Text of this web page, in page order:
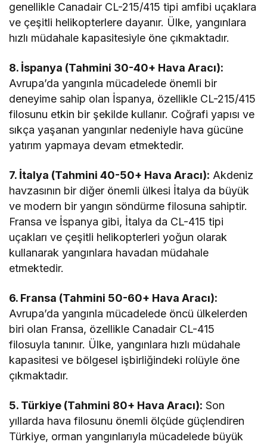
genellikle Canadair CL-215/415 tipi amfibi uçaklara
ve çeşitli helikopterlere dayanır. Ülke, yangınlara
hızlı müdahale kapasitesiyle öne çıkmaktadır.
8. İspanya (Tahmini 30-40+ Hava Aracı):
Avrupa’da yangınla mücadelede önemli bir
deneyime sahip olan İspanya, özellikle CL-215/415
filosunu etkin bir şekilde kullanır. Coğrafi yapısı ve
sıkça yaşanan yangınlar nedeniyle hava gücüne
yatırım yapmaya devam etmektedir.
7. İtalya (Tahmini 40-50+ Hava Aracı): Akdeniz
havzasının bir diğer önemli ülkesi İtalya da büyük
ve modern bir yangın söndürme filosuna sahiptir.
Fransa ve İspanya gibi, İtalya da CL-415 tipi
uçakları ve çeşitli helikopterleri yoğun olarak
kullanarak yangınlara havadan müdahale
etmektedir.
6. Fransa (Tahmini 50-60+ Hava Aracı):
Avrupa’da yangınla mücadelede öncü ülkelerden
biri olan Fransa, özellikle Canadair CL-415
filosuyla tanınır. Ülke, yangınlara hızlı müdahale
kapasitesi ve bölgesel işbirliğindeki rolüyle öne
çıkmaktadır.
5. Türkiye (Tahmini 80+ Hava Aracı): Son
yıllarda hava filosunu önemli ölçüde güçlendiren
Türkiye, orman yangınlarıyla mücadelede büyük